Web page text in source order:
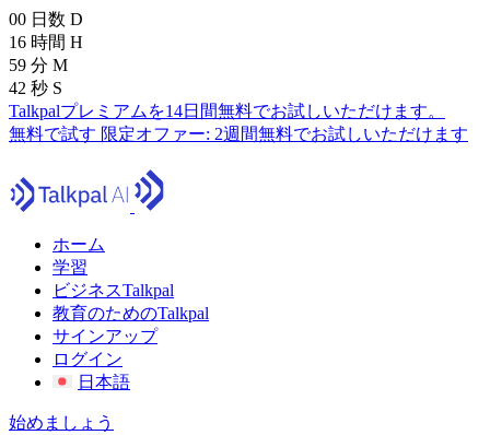
00 日数 D
16 時間 H
59 分 M
41 秒 S
Talkpalプレミアムを14日間無料でお試しいただけます。
無料で試す 限定オファー: 2週間無料でお試しいただけます
ホーム
学習
ビジネスTalkpal
教育のためのTalkpal
サインアップ
ログイン
日本語
始めましょう